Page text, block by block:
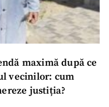
maximă după ce
vecinilor: cum
justiția?